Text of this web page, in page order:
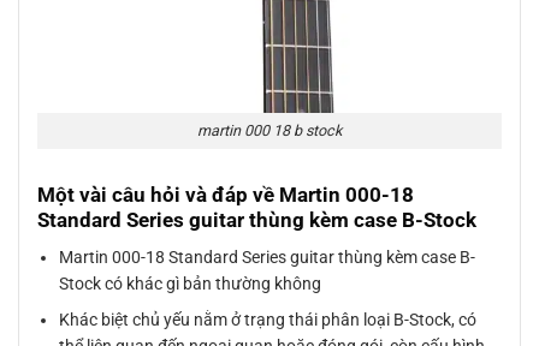
martin 000 18 b stock
Một vài câu hỏi và đáp về Martin 000-18
Standard Series guitar thùng kèm case B-Stock
Martin 000-18 Standard Series guitar thùng kèm case B-
Stock có khác gì bản thường không
Khác biệt chủ yếu nằm ở trạng thái phân loại B-Stock, có